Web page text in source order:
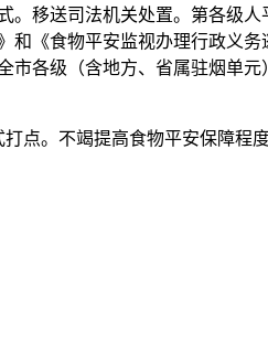
。移送司法机关处置。第各级人
和《食物平安监视办理行政义务
市各级（含地方、省属驻烟单元
。不竭提高食物平安保障程度